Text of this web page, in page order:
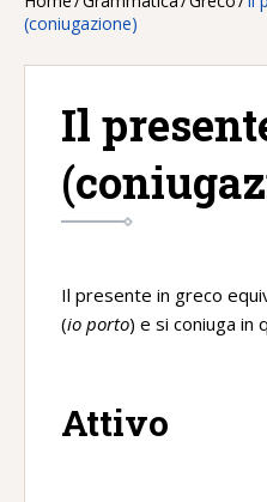
(coniugazione)
Il
Il presente in greco
(io porto) e si coniuga in
Attivo